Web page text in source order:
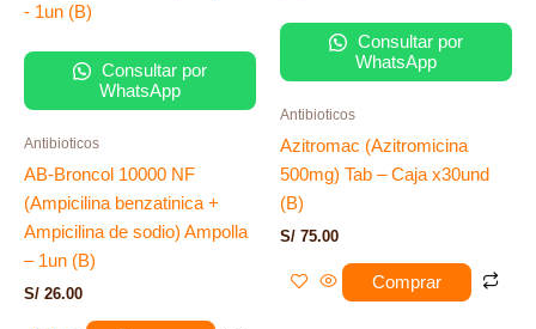
Consultar por
WhatsApp
Antibioticos
AB-Broncol 10000 NF
(Ampicilina benzatinica +
Ampicilina de sodio) Ampolla
– 1un (B)
S/ 26.00
Consultar por
WhatsApp
Antibioticos
Azitromac (Azitromicina
500mg) Tab – Caja x30und
(B)
S/ 75.00
Comprar